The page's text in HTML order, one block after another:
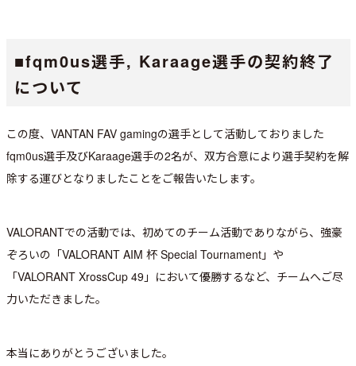
■fqm0us選手, Karaage選手の契約終了
について
この度、VANTAN FAV gamingの選手として活動しておりました
fqm0us選手及びKaraage選手の2名が、双方合意により選手契約を解
除する運びとなりましたことをご報告いたします。
VALORANTでの活動では、初めてのチーム活動でありながら、強豪
ぞろいの「VALORANT AIM 杯 Special Tournament」や
「VALORANT XrossCup 49」において優勝するなど、チームへご尽
力いただきました。
本当にありがとうございました。